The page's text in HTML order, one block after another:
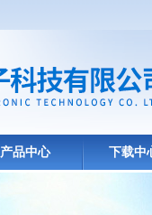
产品中心 下载中